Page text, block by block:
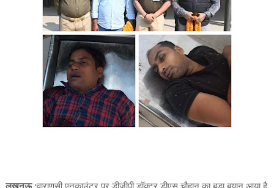
लखनऊ :वाराणसी एनकाउंटर पर डीजीपी डॉक्टर डीएस चौहान का बड़ा बयान आया है